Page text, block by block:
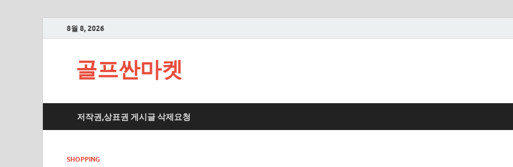
8월 8, 2026
골프싼마켓
저작권,상표권 게시글 삭제요청
SHOPPING